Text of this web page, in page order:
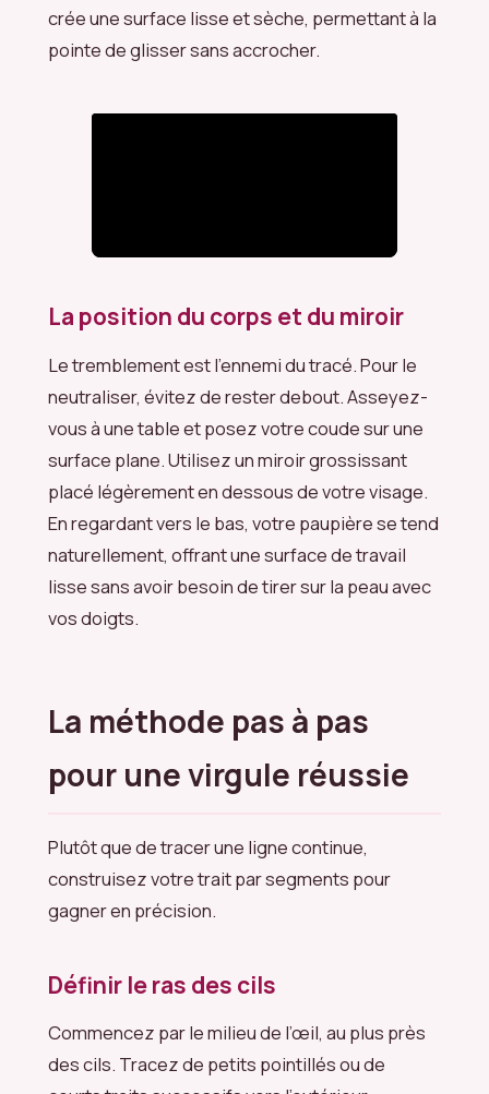
crée une surface lisse et sèche, permettant à la
pointe de glisser sans accrocher.
La position du corps et du miroir
Le tremblement est l’ennemi du tracé. Pour le
neutraliser, évitez de rester debout. Asseyez-
vous à une table et posez votre coude sur une
surface plane. Utilisez un miroir grossissant
placé légèrement en dessous de votre visage.
En regardant vers le bas, votre paupière se tend
naturellement, offrant une surface de travail
lisse sans avoir besoin de tirer sur la peau avec
vos doigts.
La méthode pas à pas
pour une virgule réussie
Plutôt que de tracer une ligne continue,
construisez votre trait par segments pour
gagner en précision.
Définir le ras des cils
Commencez par le milieu de l’œil, au plus près
des cils. Tracez de petits pointillés ou de